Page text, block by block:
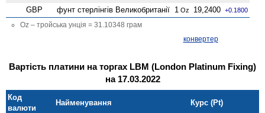
GBP фунт стерлінгів Велико­британії 1 Oz 19,2400 +0.1800
Oz – тройська унція = 31.10348 грам
конвертер
Вартість платини на торгах LBM (London Platinum Fixing)
на 17.03.2022
Код
валюти
Найменування Курс (Pt)